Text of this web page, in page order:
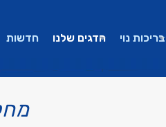
בריכות נוי הדגים שלנו חדשות